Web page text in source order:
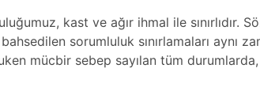
kast ve ağır ihmal ile
sorumluluk sınırlamaları aynı
mücbir sebep sayılan tüm